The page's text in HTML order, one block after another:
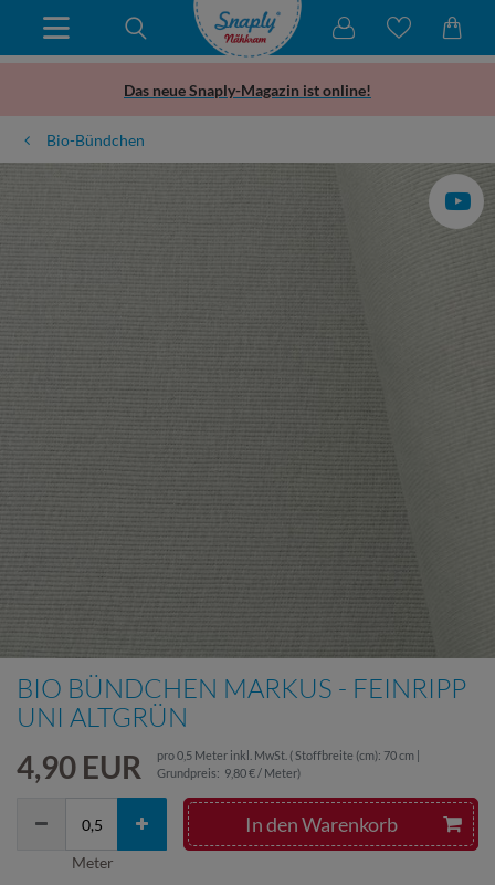
Das neue Snaply-Magazin ist online!
Bio-Bündchen
BIO BÜNDCHEN MARKUS - FEINRIPP
UNI ALTGRÜN
4,90 EUR pro0,5 Meter inkl. MwSt. ( Stoffbreite (cm): 70 cm |
Grundpreis: 9,80 € / Meter)
In den Warenkorb
Meter